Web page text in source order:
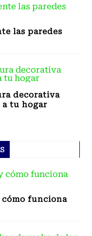
las paredes
decorativa
a tu hogar
cómo funciona